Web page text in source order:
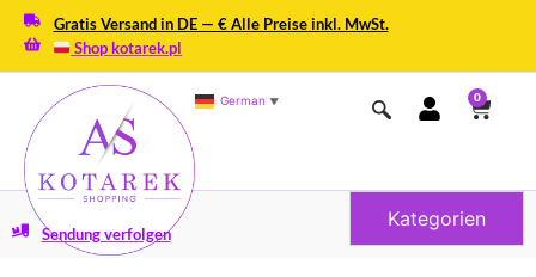
Gratis Versand in DE — € Alle Preise inkl. MwSt.
Shop kotarek.pl
German ▼ 0
Kategorien
Sendung verfolgen